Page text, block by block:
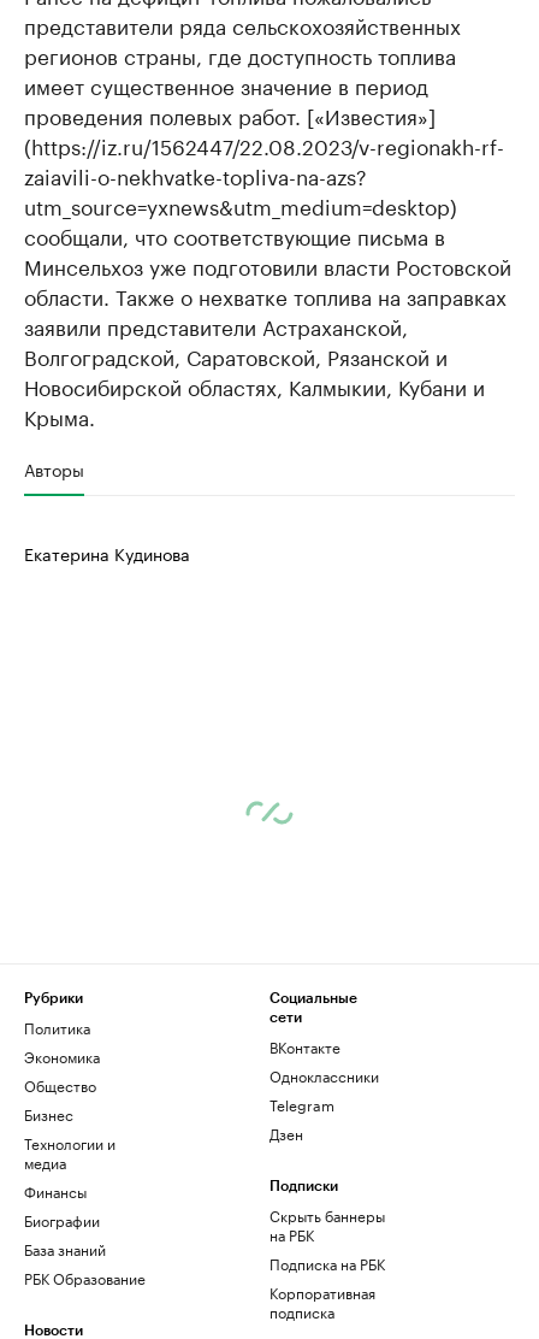
представители ряда сельскохозяйственных
регионов страны, где доступность топлива
имеет существенное значение в период
проведения полевых работ. [«Известия»]
(https://iz.ru/1562447/22.08.2023/v-regionakh-rf-
zaiavili-o-nekhvatke-topliva-na-azs?
utm_source=yxnews&utm_medium=desktop)
сообщали, что соответствующие письма в
Минсельхоз уже подготовили власти Ростовской
области. Также о нехватке топлива на заправках
заявили представители Астраханской,
Волгоградской, Саратовской, Рязанской и
Новосибирской областях, Калмыкии, Кубани и
Крыма.
Авторы
Екатерина Кудинова
Рубрики
Политика
Экономика
Общество
Бизнес
Технологии и
медиа
Финансы
Биографии
База знаний
РБК Образование
Новости
Социальные
сети
ВКонтакте
Одноклассники
Telegram
Дзен
Подписки
Скрыть баннеры
на РБК
Подписка на РБК
Корпоративная
подписка